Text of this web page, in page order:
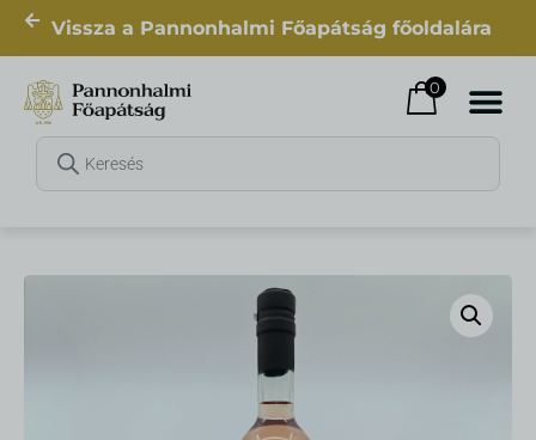
Vissza a Pannonhalmi Főapátság főoldalára
0